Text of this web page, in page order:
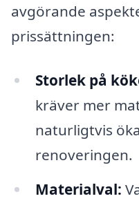
avgörande
prissättningen:
Storlek på
kräver mer
naturligtvis
renoveringen.
Materialval: